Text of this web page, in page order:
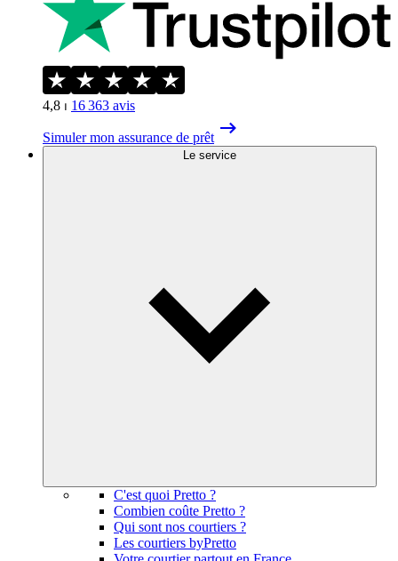
4,8 ⏐ 16 363 avis
Simuler mon assurance de prêt
Le service
C'est quoi Pretto ?
Combien coûte Pretto ?
Qui sont nos courtiers ?
Les courtiers byPretto